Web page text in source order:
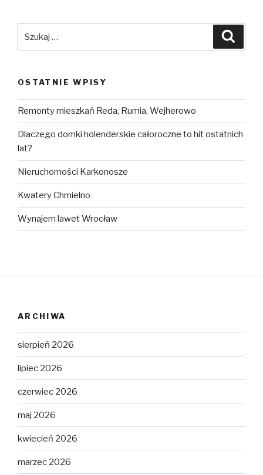
OSTATNIE WPISY
Remonty mieszkań Reda, Rumia, Wejherowo
Dlaczego domki holenderskie całoroczne to hit ostatnich
lat?
Nieruchomości Karkonosze
Kwatery Chmielno
Wynajem lawet Wrocław
ARCHIWA
sierpień 2026
lipiec 2026
czerwiec 2026
maj 2026
kwiecień 2026
marzec 2026